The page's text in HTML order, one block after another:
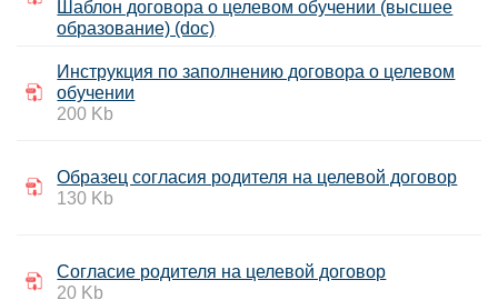
Шаблон договора о целевом обучении (высшее
образование) (doc)
Инструкция по заполнению договора о целевом
обучении
200 Kb
Образец согласия родителя на целевой договор
130 Kb
Согласие родителя на целевой договор
20 Kb